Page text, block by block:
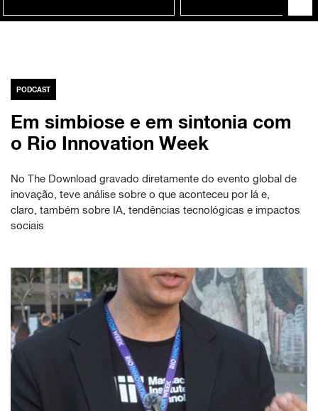
PODCAST
Em simbiose e em sintonia com
o Rio Innovation Week
No The Download gravado diretamente do evento global de
inovação, teve análise sobre o que aconteceu por lá e,
claro, também sobre IA, tendências tecnológicas e impactos
sociais